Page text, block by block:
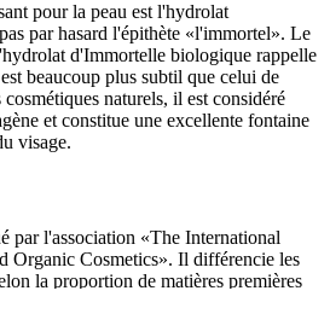
pour la peau est l'hydrolat
par hasard l'épithète «l'immortel». Le
d'Immortelle biologique rappelle
beaucoup plus subtil que celui de
naturels, il est considéré
et constitue une excellente fontaine
visage.
par l'association «The International
Organic Cosmetics». Il différencie les
la proportion de matières premières
1. cosmétiques naturels (label